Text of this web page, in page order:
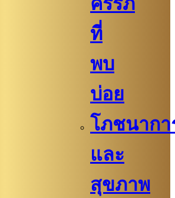
ที่
พบ
บ่อย
โภชนากา
และ
สุขภาพ